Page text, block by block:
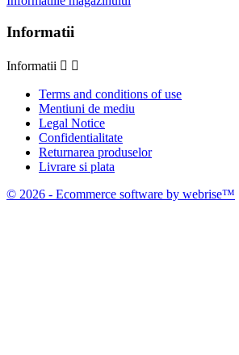
Informatii
Informatii  
Terms and conditions of use
Mentiuni de mediu
Legal Notice
Confidentialitate
Returnarea produselor
Livrare si plata
© 2026 - Ecommerce software by webrise™